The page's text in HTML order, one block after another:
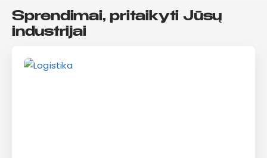
Sprendimai, pritaikyti Jūsų
industrijai